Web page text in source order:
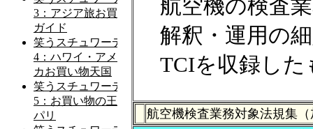
航空機の検査
解釈・運用の
TCIを収録した
航空機検査業務対象法規集